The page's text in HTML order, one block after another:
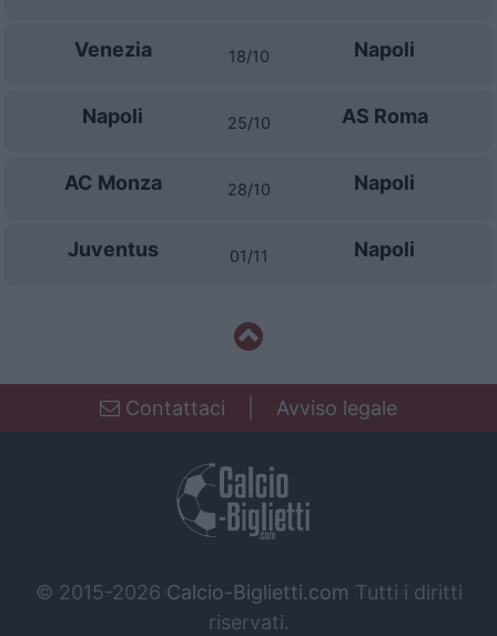
Venezia 18/10 Napoli
Napoli 25/10 AS Roma
AC Monza 28/10 Napoli
Juventus 01/11 Napoli
Contattaci Avviso legale
© 2015-2026 Calcio-Biglietti.com Tutti i diritti
riservati.